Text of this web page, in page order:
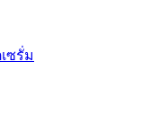
ซรั่ม